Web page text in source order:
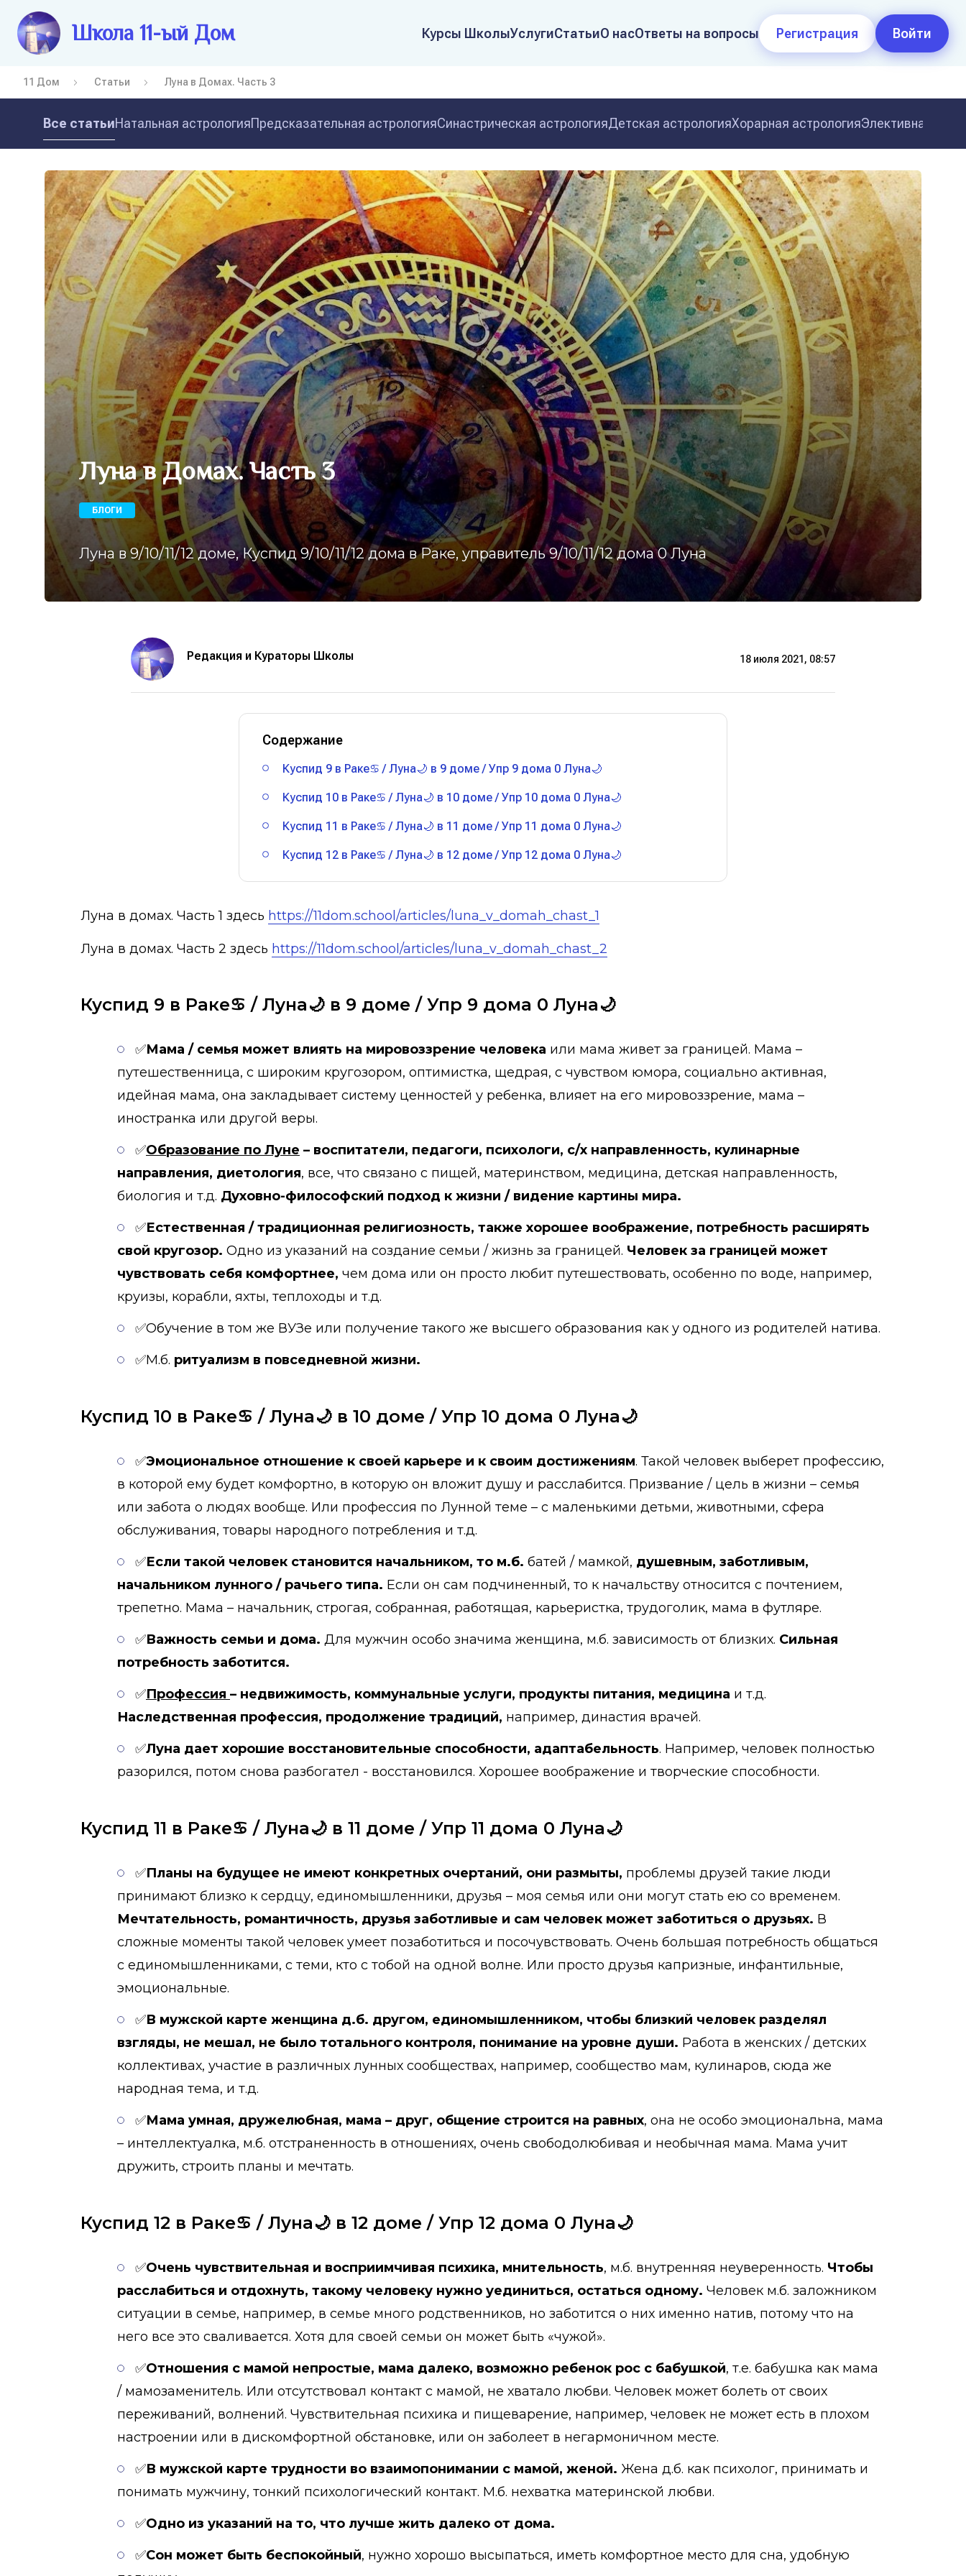
Школа 11-ый Дом Курсы ШколыУслугиСтатьиО насОтветы на вопросы Регистрация Войти
11 Дом Статьи Луна в Домах. Часть 3
Все статьиНатальная астрологияПредсказательная астрологияСинастрическая астрологияДетская астрологияХорарная астрологияЭлективная
Луна в Домах. Часть 3
БЛОГИ
Луна в 9/10/11/12 доме, Куспид 9/10/11/12 дома в Раке, управитель 9/10/11/12 дома 0 Луна
Редакция и Кураторы Школы 18 июля 2021, 08:57
Содержание
Куспид 9 в Раке♋ / Луна🌙 в 9 доме / Упр 9 дома 0 Луна🌙
Куспид 10 в Раке♋ / Луна🌙 в 10 доме / Упр 10 дома 0 Луна🌙
Куспид 11 в Раке♋ / Луна🌙 в 11 доме / Упр 11 дома 0 Луна🌙
Куспид 12 в Раке♋ / Луна🌙 в 12 доме / Упр 12 дома 0 Луна🌙
Луна в домах. Часть 1 здесь https://11dom.school/articles/luna_v_domah_chast_1
Луна в домах. Часть 2 здесь https://11dom.school/articles/luna_v_domah_chast_2
Куспид 9 в Раке♋ / Луна🌙 в 9 доме / Упр 9 дома 0 Луна🌙
✅Мама / семья может влиять на мировоззрение человека или мама живет за границей. Мама –
путешественница, с широким кругозором, оптимистка, щедрая, с чувством юмора, социально активная,
идейная мама, она закладывает систему ценностей у ребенка, влияет на его мировоззрение, мама –
иностранка или другой веры.
✅Образование по Луне – воспитатели, педагоги, психологи, с/х направленность, кулинарные
направления, диетология, все, что связано с пищей, материнством, медицина, детская направленность,
биология и т.д. Духовно-философский подход к жизни / видение картины мира.
✅Естественная / традиционная религиозность, также хорошее воображение, потребность расширять
свой кругозор. Одно из указаний на создание семьи / жизнь за границей. Человек за границей может
чувствовать себя комфортнее, чем дома или он просто любит путешествовать, особенно по воде, например,
круизы, корабли, яхты, теплоходы и т.д.
✅Обучение в том же ВУЗе или получение такого же высшего образования как у одного из родителей натива.
✅М.б. ритуализм в повседневной жизни.
Куспид 10 в Раке♋ / Луна🌙 в 10 доме / Упр 10 дома 0 Луна🌙
✅Эмоциональное отношение к своей карьере и к своим достижениям. Такой человек выберет профессию,
в которой ему будет комфортно, в которую он вложит душу и расслабится. Призвание / цель в жизни – семья
или забота о людях вообще. Или профессия по Лунной теме – с маленькими детьми, животными, сфера
обслуживания, товары народного потребления и т.д.
✅Если такой человек становится начальником, то м.б. батей / мамкой, душевным, заботливым,
начальником лунного / рачьего типа. Если он сам подчиненный, то к начальству относится с почтением,
трепетно. Мама – начальник, строгая, собранная, работящая, карьеристка, трудоголик, мама в футляре.
✅Важность семьи и дома. Для мужчин особо значима женщина, м.б. зависимость от близких. Сильная
потребность заботится.
✅Профессия – недвижимость, коммунальные услуги, продукты питания, медицина и т.д.
Наследственная профессия, продолжение традиций, например, династия врачей.
✅Луна дает хорошие восстановительные способности, адаптабельность. Например, человек полностью
разорился, потом снова разбогател - восстановился. Хорошее воображение и творческие способности.
Куспид 11 в Раке♋ / Луна🌙 в 11 доме / Упр 11 дома 0 Луна🌙
✅Планы на будущее не имеют конкретных очертаний, они размыты, проблемы друзей такие люди
принимают близко к сердцу, единомышленники, друзья – моя семья или они могут стать ею со временем.
Мечтательность, романтичность, друзья заботливые и сам человек может заботиться о друзьях. В
сложные моменты такой человек умеет позаботиться и посочувствовать. Очень большая потребность общаться
с единомышленниками, с теми, кто с тобой на одной волне. Или просто друзья капризные, инфантильные,
эмоциональные.
✅В мужской карте женщина д.б. другом, единомышленником, чтобы близкий человек разделял
взгляды, не мешал, не было тотального контроля, понимание на уровне души. Работа в женских / детских
коллективах, участие в различных лунных сообществах, например, сообщество мам, кулинаров, сюда же
народная тема, и т.д.
✅Мама умная, дружелюбная, мама – друг, общение строится на равных, она не особо эмоциональна, мама
– интеллектуалка, м.б. отстраненность в отношениях, очень свободолюбивая и необычная мама. Мама учит
дружить, строить планы и мечтать.
Куспид 12 в Раке♋ / Луна🌙 в 12 доме / Упр 12 дома 0 Луна🌙
✅Очень чувствительная и восприимчивая психика, мнительность, м.б. внутренняя неуверенность. Чтобы
расслабиться и отдохнуть, такому человеку нужно уединиться, остаться одному. Человек м.б. заложником
ситуации в семье, например, в семье много родственников, но заботится о них именно натив, потому что на
него все это сваливается. Хотя для своей семьи он может быть «чужой».
✅Отношения с мамой непростые, мама далеко, возможно ребенок рос с бабушкой, т.е. бабушка как мама
/ мамозаменитель. Или отсутствовал контакт с мамой, не хватало любви. Человек может болеть от своих
переживаний, волнений. Чувствительная психика и пищеварение, например, человек не может есть в плохом
настроении или в дискомфортной обстановке, или он заболеет в негармоничном месте.
✅В мужской карте трудности во взаимопонимании с мамой, женой. Жена д.б. как психолог, принимать и
понимать мужчину, тонкий психологический контакт. М.б. нехватка материнской любви.
✅Одно из указаний на то, что лучше жить далеко от дома.
✅Сон может быть беспокойный, нужно хорошо высыпаться, иметь комфортное место для сна, удобную